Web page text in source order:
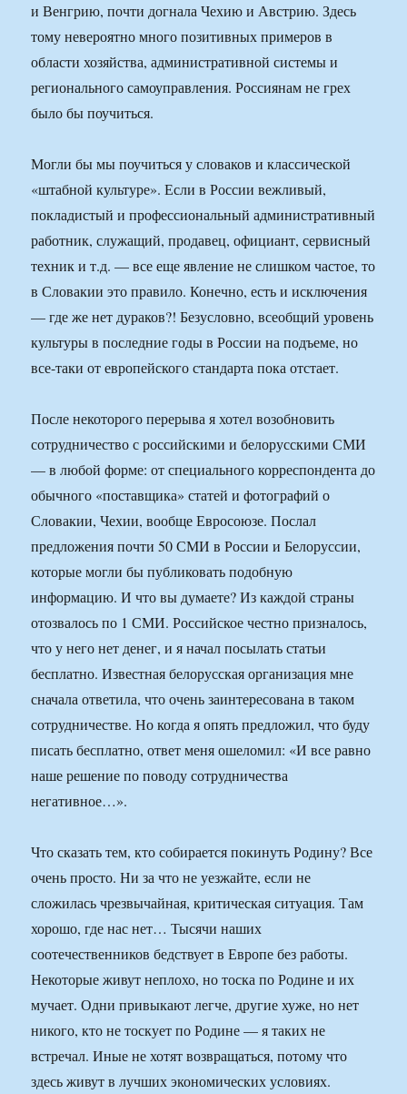
и Венгрию, почти догнала Чехию и Австрию. Здесь
тому невероятно много позитивных примеров в
области хозяйства, административной системы и
регионального самоуправления. Россиянам не грех
было бы поучиться.
Могли бы мы поучиться у словаков и классической
«штабной культуре». Если в России вежливый,
покладистый и профессиональный административный
работник, служащий, продавец, официант, сервисный
техник и т.д. — все еще явление не слишком частое, то
в Словакии это правило. Конечно, есть и исключения
— где же нет дураков?! Безусловно, всеобщий уровень
культуры в последние годы в России на подъеме, но
все-таки от европейского стандарта пока отстает.
После некоторого перерыва я хотел возобновить
сотрудничество с российскими и белорусскими СМИ
— в любой форме: от специального корреспондента до
обычного «поставщика» статей и фотографий о
Словакии, Чехии, вообще Евросоюзе. Послал
предложения почти 50 СМИ в России и Белоруссии,
которые могли бы публиковать подобную
информацию. И что вы думаете? Из каждой страны
отозвалось по 1 СМИ. Российское честно призналось,
что у него нет денег, и я начал посылать статьи
бесплатно. Известная белорусская организация мне
сначала ответила, что очень заинтересована в таком
сотрудничестве. Но когда я опять предложил, что буду
писать бесплатно, ответ меня ошеломил: «И все равно
наше решение по поводу сотрудничества
негативное…».
Что сказать тем, кто собирается покинуть Родину? Все
очень просто. Ни за что не уезжайте, если не
сложилась чрезвычайная, критическая ситуация. Там
хорошо, где нас нет… Тысячи наших
соотечественников бедствует в Европе без работы.
Некоторые живут неплохо, но тоска по Родине и их
мучает. Одни привыкают легче, другие хуже, но нет
никого, кто не тоскует по Родине — я таких не
встречал. Иные не хотят возвращаться, потому что
здесь живут в лучших экономических условиях.